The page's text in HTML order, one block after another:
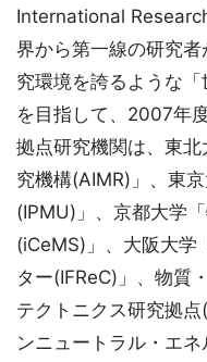
International
界から第一線の研究
究環境を誇るような
を目指して、2007年
拠点研究機関は、東
究機構(AIMR)」、東
(IPMU)」、京都大学
(iCeMS)」、大阪大学
ター(IFReC)」、物質
テクトニクス研究拠
ンニュートラル・エネ